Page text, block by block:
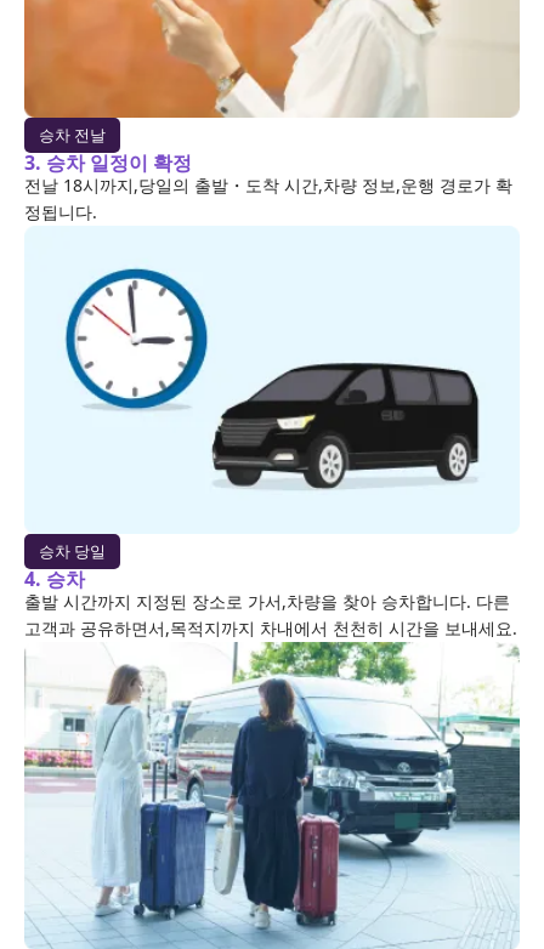
승차 전날
3. 승차 일정이 확정
전날 18시까지,당일의 출발・도착 시간,차량 정보,운행 경로가 확
정됩니다.
승차 당일
4. 승차
출발 시간까지 지정된 장소로 가서,차량을 찾아 승차합니다. 다른
고객과 공유하면서,목적지까지 차내에서 천천히 시간을 보내세요.